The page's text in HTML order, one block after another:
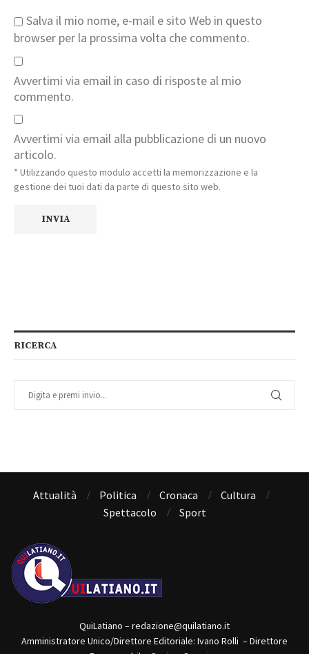
Salva il mio nome, e-mail e sito Web in questo
browser per la prossima volta che commento.
Avvertimi via email in caso di risposte al mio
commento.
Avvertimi via email alla pubblicazione di un nuovo
articolo.
* Utilizzando questo modulo accetti la memorizzazione e la
gestione dei tuoi dati da parte di questo sito web.
RICERCA
Attualità Politica Cronaca
Cultura
Spettacolo
Sport
QuiLatiano – redazione@quilatiano.it
Amministratore Unico/Direttore Editoriale: Ivano Rolli – Direttore